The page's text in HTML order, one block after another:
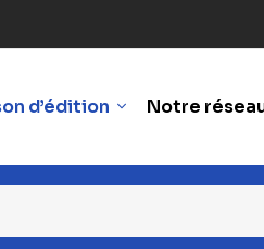
d’édition Notre